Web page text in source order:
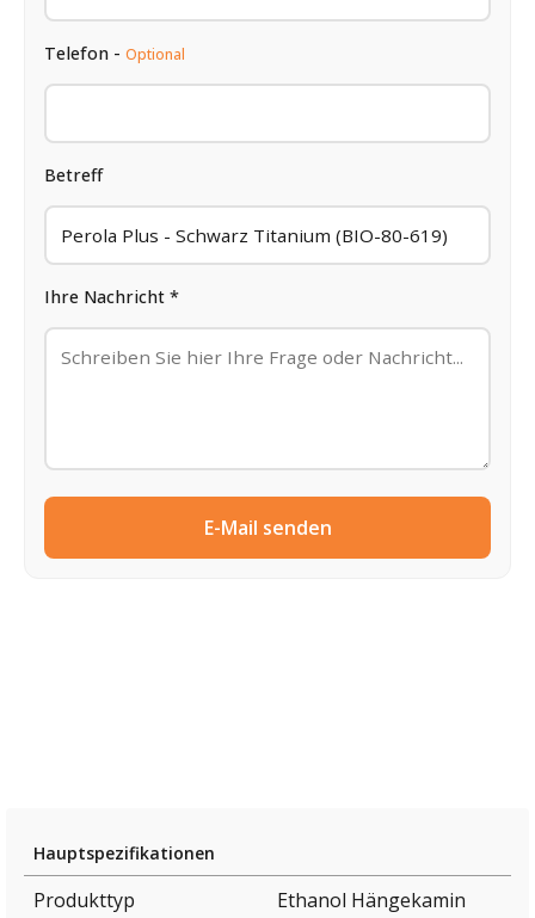
Telefon - Optional
Betreff
Ihre Nachricht *
E-Mail senden
Hauptspezifikationen
Produkttyp Ethanol Hängekamin